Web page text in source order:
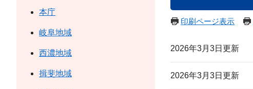
印刷ページ表示
2026年3月3日更新
2026年3月3日更新
本庁
岐阜地域
西濃地域
揖斐地域